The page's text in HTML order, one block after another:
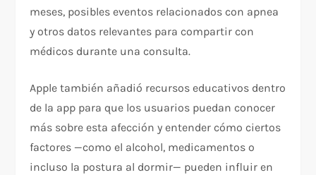
meses, posibles eventos relacionados con apnea
y otros datos relevantes para compartir con
médicos durante una consulta.
Apple también añadió recursos educativos dentro
de la app para que los usuarios puedan conocer
más sobre esta afección y entender cómo ciertos
factores —como el alcohol, medicamentos o
incluso la postura al dormir— pueden influir en